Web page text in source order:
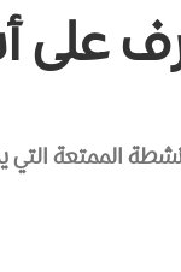
على
الممتعة